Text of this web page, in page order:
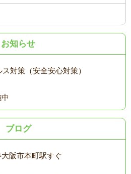
お知らせ
対策（安全安心対策）
ブログ
阪市本町駅すぐ